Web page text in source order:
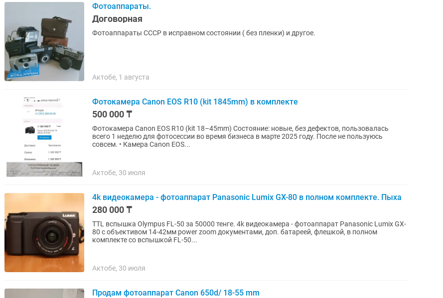
Фотоаппараты.
Договорная
Фотоаппараты СССР в исправном состоянии ( без пленки) и другое.
Актобе, 1 августа
Фотокамера Canon EOS R10 (kit 1845mm) в комплекте
500 000 ₸
Фотокамера Canon EOS R10 (kit 18–45mm) Состояние: новые, без дефектов, пользовалась
всего 1 неделю для фотосессии во время бизнеса в марте 2025 году. После не пользуюсь
совсем. • Камера Canon EOS...
Актобе, 30 июля
4k видеокамера - фотоаппарат Panasonic Lumix GX-80 в полном комплекте. Пыха
280 000 ₸
TTL вспышка Olympus FL-50 за 50000 тенге. 4k видеокамера - фотоаппарат Panasonic Lumix GX-
80 с объективом 14-42мм power zoom документами, доп. батареей, флешкой, в полном
комплекте со вспышкой FL-50...
Актобе, 30 июля
Продам фотоаппарат Canon 650d/ 18-55 mm